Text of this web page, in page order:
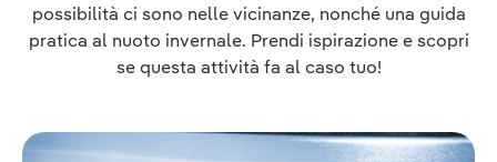
possibilità ci sono nelle vicinanze, nonché una guida
pratica al nuoto invernale. Prendi ispirazione e scopri
se questa attività fa al caso tuo!